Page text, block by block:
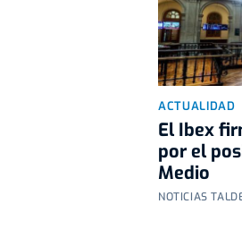
ACTUALIDAD
El Ibex
por el
Medio
NOTICIAS